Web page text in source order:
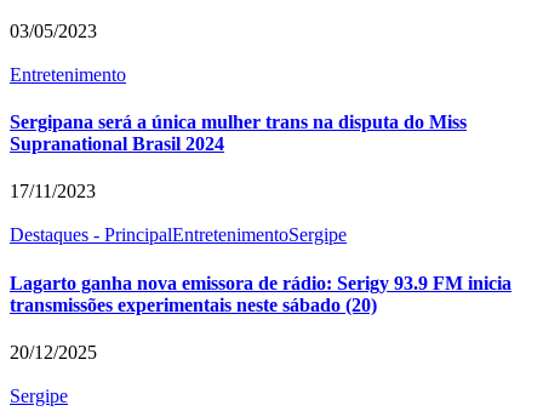
03/05/2023
Entretenimento
Sergipana será a única mulher trans na disputa do Miss
Supranational Brasil 2024
17/11/2023
Destaques - PrincipalEntretenimentoSergipe
Lagarto ganha nova emissora de rádio: Serigy 93.9 FM inicia
transmissões experimentais neste sábado (20)
20/12/2025
Sergipe